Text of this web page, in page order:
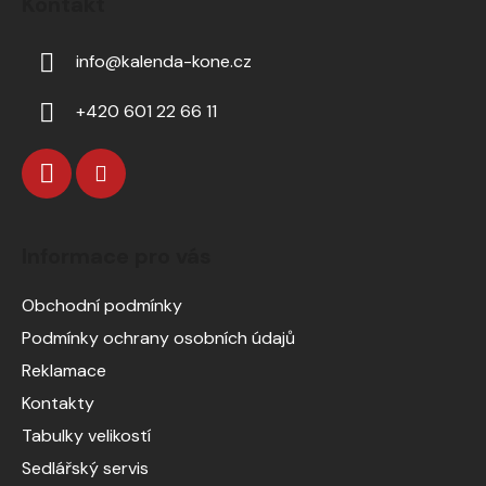
info@kalenda-kone.cz
+420 601 22 66 11
Obchodní podmínky
Podmínky ochrany osobních údajů
Reklamace
Kontakty
Tabulky velikostí
Sedlářský servis